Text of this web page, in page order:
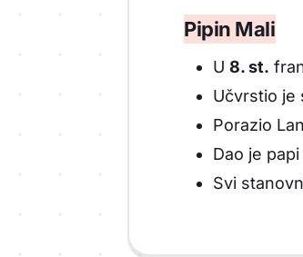
Pipin Mali
U 8. st.
Učvrstio je
Porazio
Dao je
Svi